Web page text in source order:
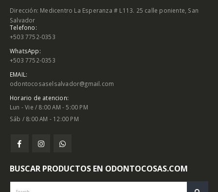
Dirección: Medicentro La Esperanza # L113. 25 calle poniente, San
Salvador
Telefono:
+503 7752-0353
WhatsApp:
+503 7752-0353
EMAIL:
odontocosaselsalvador@gmail.com
Horario de atencion:
Lun - Vie / 8:00 AM - 5:00 PM
Sáb / 8:00 AM - 12:00 PM
BUSCAR PRODUCTOS EN ODONTOCOSAS.COM